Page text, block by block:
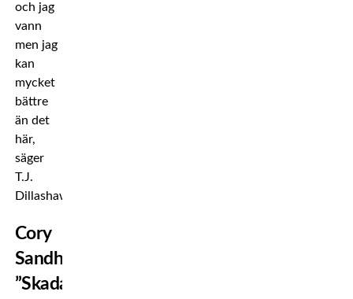
och jag
vann
men jag
kan
mycket
bättre
än det
här,
säger
T.J.
Dillashaw.
Cory
Sandhagen:
”Skadade